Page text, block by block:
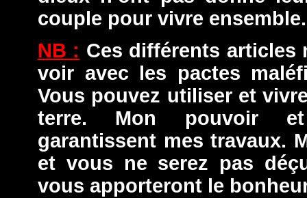
couple pour vivre ensemble.
NB : Ces différents articles
voir avec les pactes
Vous pouvez utiliser et
terre. Mon pouvoir
garantissent mes travaux.
et vous ne serez pas
vous apporteront le